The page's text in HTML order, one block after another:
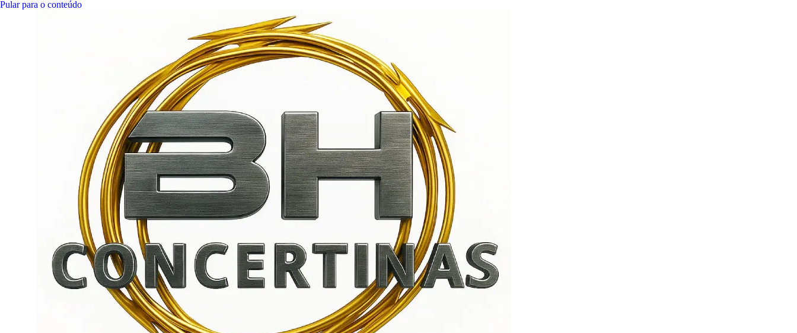
Pular para o conteúdo